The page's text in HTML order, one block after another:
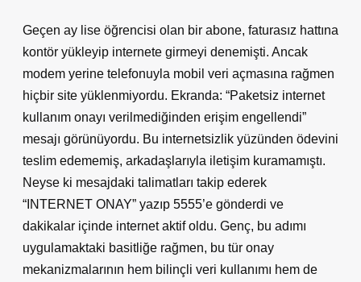
Geçen ay lise öğrencisi olan bir abone, faturasız hattına
kontör yükleyip internete girmeyi denemişti. Ancak
modem yerine telefonuyla mobil veri açmasına rağmen
hiçbir site yüklenmiyordu. Ekranda: “Paketsiz internet
kullanım onayı verilmediğinden erişim engellendi”
mesajı görünüyordu. Bu internetsizlik yüzünden ödevini
teslim edememiş, arkadaşlarıyla iletişim kuramamıştı.
Neyse ki mesajdaki talimatları takip ederek
“INTERNET ONAY” yazıp 5555’e gönderdi ve
dakikalar içinde internet aktif oldu. Genç, bu adımı
uygulamaktaki basitliğe rağmen, bu tür onay
mekanizmalarının hem bilinçli veri kullanımı hem de